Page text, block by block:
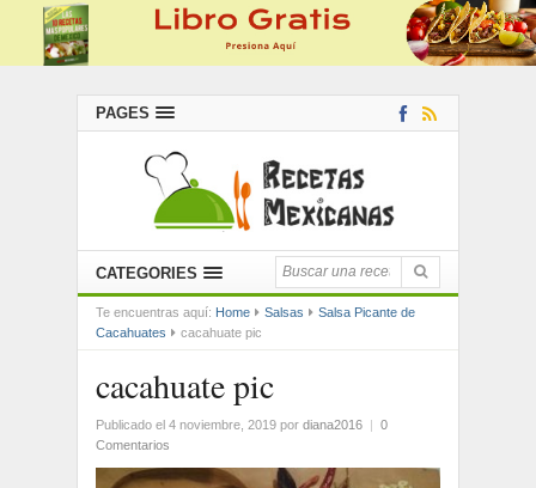
PAGES
CATEGORIES
Te encuentras aquí: Home Salsas
Salsa Picante de
Cacahuates
cacahuate pic
cacahuate pic
Publicado el 4 noviembre, 2019 por diana2016 | 0
Comentarios